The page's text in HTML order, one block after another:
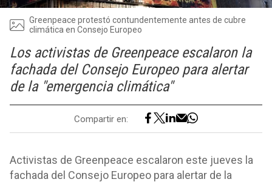
Greenpeace protestó contundentemente antes de cubre
climática en Consejo Europeo
Los activistas de Greenpeace escalaron la
fachada del Consejo Europeo para alertar
de la "emergencia climática"
Compartir en:
Activistas de Greenpeace escalaron este jueves la
fachada del Consejo Europeo para alertar de la